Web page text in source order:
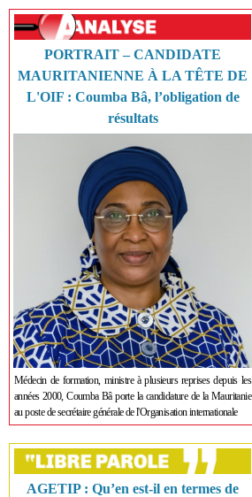
PORTRAIT – CANDIDATE
MAURITANIENNE À LA TÊTE DE
L'OIF : Coumba Bâ, l’obligation de
résultats
Médecin de formation, ministre à plusieurs reprises depuis les
années 2000, Coumba Bâ porte la candidature de la Mauritanie
au poste de secrétaire générale de l'Organisation internationale
AGETIP : Qu’en est-il en termes de